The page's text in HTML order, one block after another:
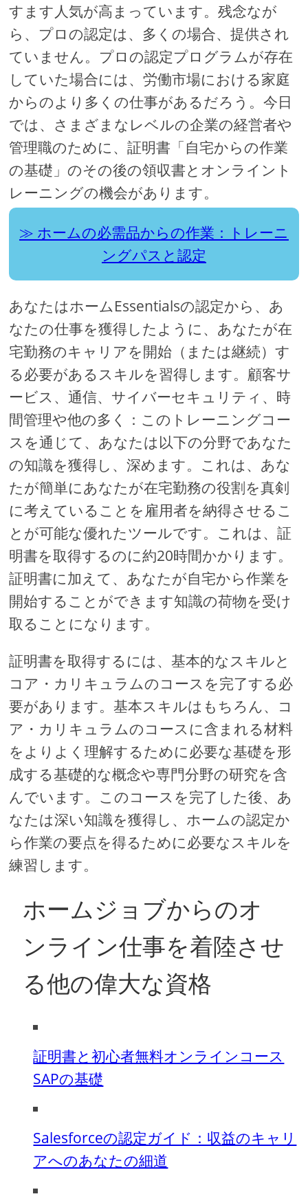
すます人気が高まっています。残念なが
ら、プロの認定は、多くの場合、提供され
ていません。プロの認定プログラムが存在
していた場合には、労働市場における家庭
からのより多くの仕事があるだろう。今日
では、さまざまなレベルの企業の経営者や
管理職のために、証明書「自宅からの作業
の基礎」のその後の領収書とオンライント
レーニングの機会があります。
ホームの必需品からの作業：トレーニ
ングパスと認定
あなたはホームEssentialsの認定から、あ
なたの仕事を獲得したように、あなたが在
宅勤務のキャリアを開始（または継続）す
る必要があるスキルを習得します。顧客サ
ービス、通信、サイバーセキュリティ、時
間管理や他の多く：このトレーニングコー
スを通じて、あなたは以下の分野であなた
の知識を獲得し、深めます。これは、あな
たが簡単にあなたが在宅勤務の役割を真剣
に考えていることを雇用者を納得させるこ
とが可能な優れたツールです。これは、証
明書を取得するのに約20時間かかります。
証明書に加えて、あなたが自宅から作業を
開始することができます知識の荷物を受け
取ることになります。
証明書を取得するには、基本的なスキルと
コア・カリキュラムのコースを完了する必
要があります。基本スキルはもちろん、コ
ア・カリキュラムのコースに含まれる材料
をよりよく理解するために必要な基礎を形
成する基礎的な概念や専門分野の研究を含
んでいます。このコースを完了した後、あ
なたは深い知識を獲得し、ホームの認定か
ら作業の要点を得るために必要なスキルを
練習します。
ホームジョブからのオ
ンライン仕事を着陸させ
る他の偉大な資格
証明書と初心者無料オンラインコース
SAPの基礎
Salesforceの認定ガイド：収益のキャリ
アへのあなたの細道